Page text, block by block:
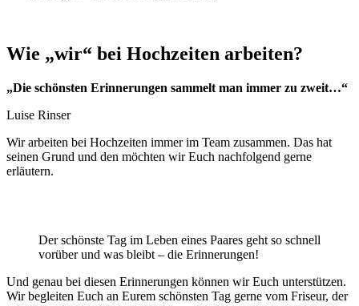
Wie „wir“ bei Hochzeiten arbeiten?
„Die schönsten Erinnerungen sammelt man immer zu zweit…“
Luise Rinser
Wir arbeiten bei Hochzeiten immer im Team zusammen. Das hat
seinen Grund und den möchten wir Euch nachfolgend gerne
erläutern.
Der schönste Tag im Leben eines Paares geht so schnell
vorüber und was bleibt – die Erinnerungen!
Und genau bei diesen Erinnerungen können wir Euch unterstützen.
Wir begleiten Euch an Eurem schönsten Tag gerne vom Friseur, der